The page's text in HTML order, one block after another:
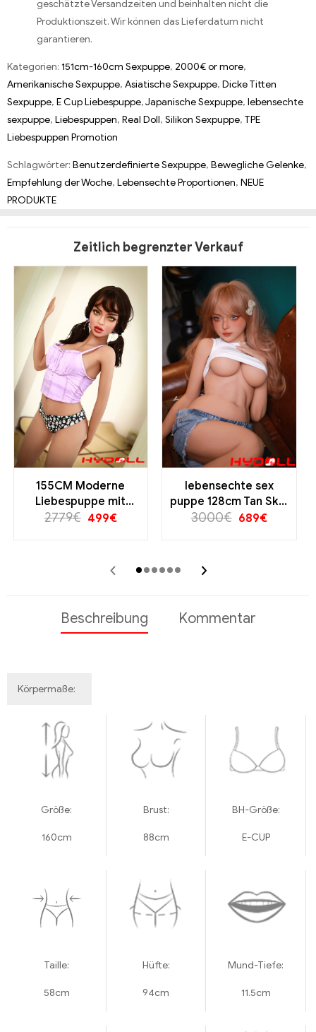
geschätzte Versandzeiten und beinhalten nicht die
Produktionszeit. Wir können das Lieferdatum nicht
garantieren.
Kategorien: 151cm-160cm Sexpuppe, 2000€ or more,
Amerikanische Sexpuppe, Asiatische Sexpuppe, Dicke Titten
Sexpuppe, E Cup Liebespuppe,Japanische Sexpuppe, lebensechte
sexpuppe, Liebespuppen, Real Doll, Silikon Sexpuppe, TPE
Liebespuppen Promotion
Schlagwörter: Benutzerdefinierte Sexpuppe, Bewegliche Gelenke,
Empfehlung der Woche, Lebensechte Proportionen, NEUE
PRODUKTE
Zeitlich begrenzter Verkauf
155CM Moderne
Liebespuppe mit
Zöpfen Kleine
Premium Realismus
Versand aus Europa
2779€ 499€
lebensechte sex
puppe 128cm Tan Skin
Zierliche
3000€ 689€
‹ ›
Beschreibung Kommentar
Körpermaße:
Größe:
160cm
Brust:
88cm
BH-Größe:
E-CUP
Taille:
58cm
Hüfte:
94cm
Mund-Tiefe:
11.5cm